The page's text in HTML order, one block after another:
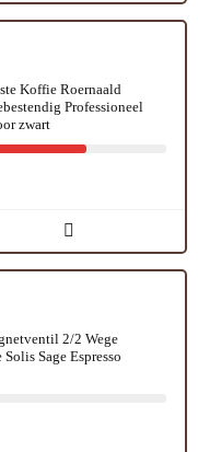
Koffie Roernaald
Professioneel
zwart
2/2 Wege
Sage Espresso